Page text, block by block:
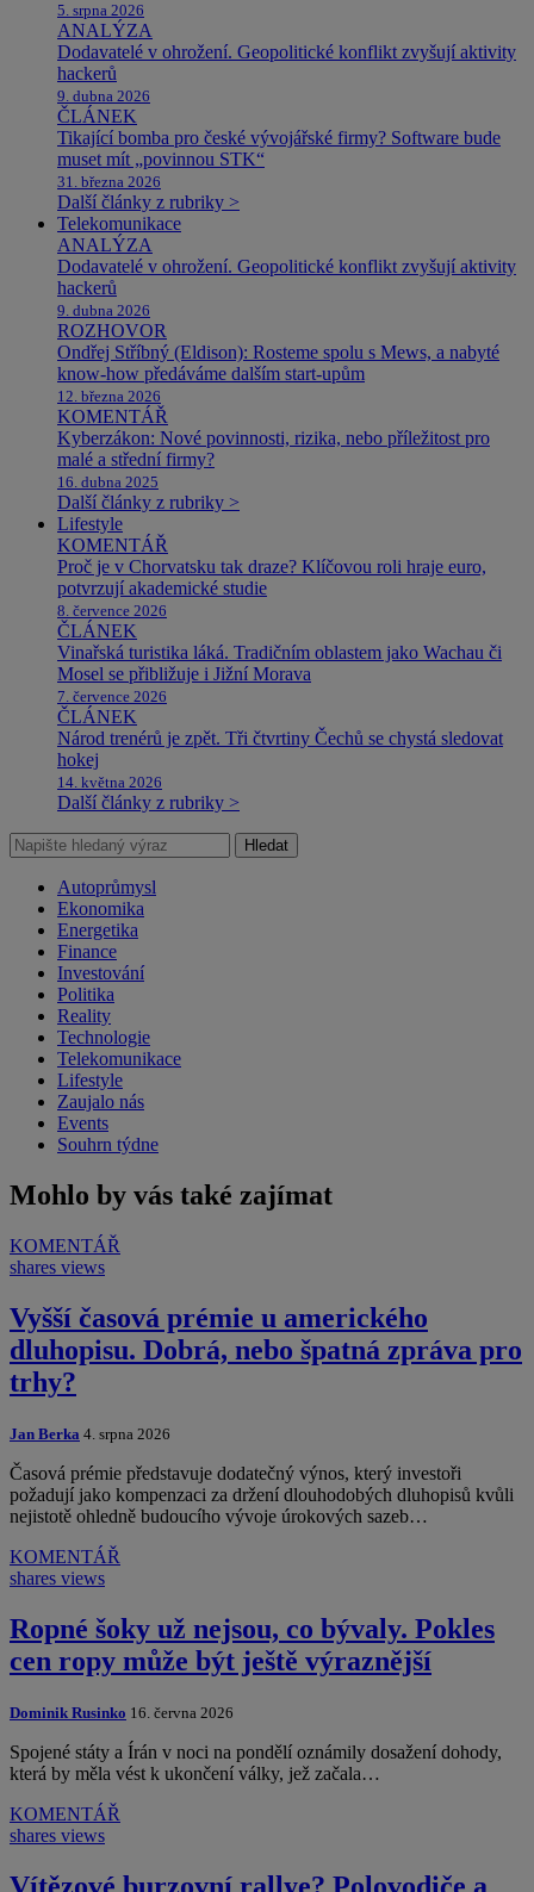
5. srpna 2026
ANALÝZA
Dodavatelé v ohrožení. Geopolitické konflikt zvyšují aktivity
hackerů
9. dubna 2026
ČLÁNEK
Tikající bomba pro české vývojářské firmy? Software bude
muset mít „povinnou STK“
31. března 2026
Další články z rubriky >
Telekomunikace
ANALÝZA
Dodavatelé v ohrožení. Geopolitické konflikt zvyšují aktivity
hackerů
9. dubna 2026
ROZHOVOR
Ondřej Stříbný (Eldison): Rosteme spolu s Mews, a nabyté
know-how předáváme dalším start-upům
12. března 2026
KOMENTÁŘ
Kyberzákon: Nové povinnosti, rizika, nebo příležitost pro
malé a střední firmy?
16. dubna 2025
Další články z rubriky >
Lifestyle
KOMENTÁŘ
Proč je v Chorvatsku tak draze? Klíčovou roli hraje euro,
potvrzují akademické studie
8. července 2026
ČLÁNEK
Vinařská turistika láká. Tradičním oblastem jako Wachau či
Mosel se přibližuje i Jižní Morava
7. července 2026
ČLÁNEK
Národ trenérů je zpět. Tři čtvrtiny Čechů se chystá sledovat
hokej
14. května 2026
Další články z rubriky >
Hledat
Autoprůmysl
Ekonomika
Energetika
Finance
Investování
Politika
Reality
Technologie
Telekomunikace
Lifestyle
Zaujalo nás
Events
Souhrn týdne
Mohlo by vás také zajímat
KOMENTÁŘ
shares views
Vyšší časová prémie u amerického
dluhopisu. Dobrá, nebo špatná zpráva pro
trhy?
Jan Berka 4. srpna 2026
Časová prémie představuje dodatečný výnos, který investoři
požadují jako kompenzaci za držení dlouhodobých dluhopisů kvůli
nejistotě ohledně budoucího vývoje úrokových sazeb…
KOMENTÁŘ
shares views
Ropné šoky už nejsou, co bývaly. Pokles
cen ropy může být ještě výraznější
Dominik Rusinko 16. června 2026
Spojené státy a Írán v noci na pondělí oznámily dosažení dohody,
která by měla vést k ukončení války, jež začala…
KOMENTÁŘ
shares views
Vítězové burzovní rallye? Polovodiče a